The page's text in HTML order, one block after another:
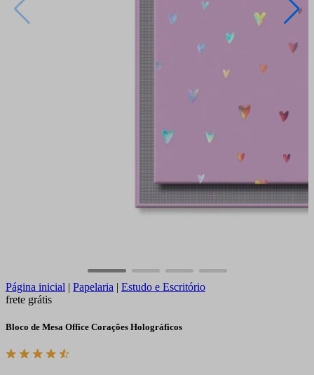
Página inicial | Papelaria | Estudo e Escritório
frete grátis
Bloco de Mesa Office Corações Holográficos